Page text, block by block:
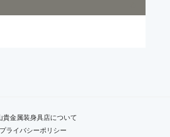
貴金属装身具店について
プライバシーポリシー